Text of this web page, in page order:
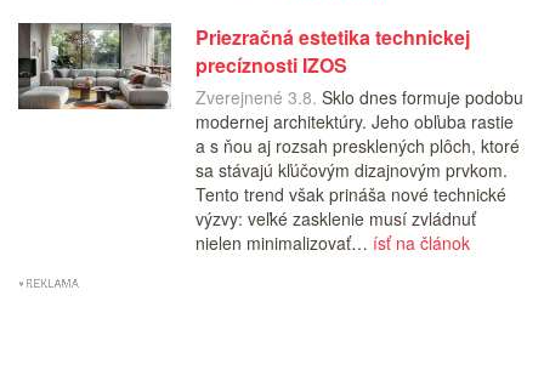
Priezračná estetika technickej
precíznosti IZOS
Zverejnené 3.8. Sklo dnes formuje podobu
modernej architektúry. Jeho obľuba rastie
a s ňou aj rozsah presklených plôch, ktoré
sa stávajú kľúčovým dizajnovým prvkom.
Tento trend však prináša nové technické
výzvy: veľké zasklenie musí zvládnuť
nielen minimalizovať… ísť na článok